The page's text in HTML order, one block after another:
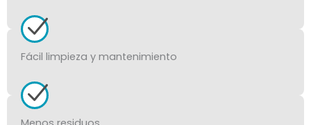
Fácil limpieza y mantenimiento